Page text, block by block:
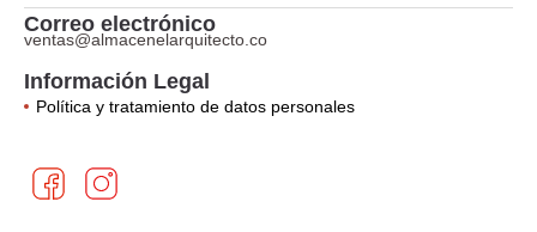
Correo electrónico
ventas@almacenelarquitecto.co
Información Legal
Política y tratamiento de datos personales
a
c
n
s